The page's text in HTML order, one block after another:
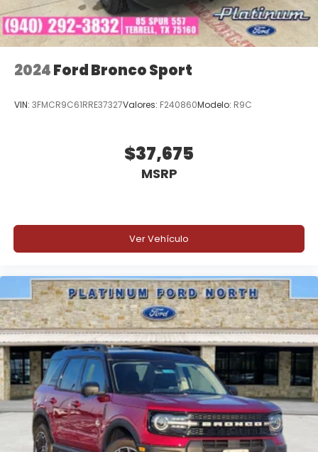
2024Ford Bronco Sport
VIN: 3FMCR9C61RRE37327Valores: F240860Modelo: R9C
$37,675
MSRP
Ver Vehículo